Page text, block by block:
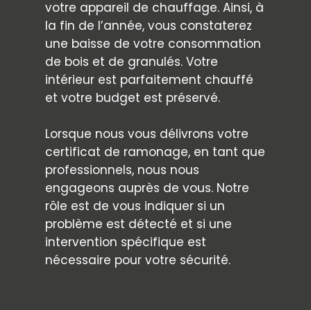
votre appareil de chauffage. Ainsi, à
la fin de l’année, vous constaterez
une baisse de votre consommation
de bois et de granulés. Votre
intérieur est parfaitement chauffé
et votre budget est préservé.
Lorsque nous vous délivrons votre
certificat de ramonage, en tant que
professionnels, nous nous
engageons auprès de vous. Notre
rôle est de vous indiquer si un
problème est détecté et si une
intervention spécifique est
nécessaire pour votre sécurité.